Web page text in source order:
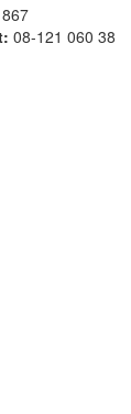
08-121 060 38